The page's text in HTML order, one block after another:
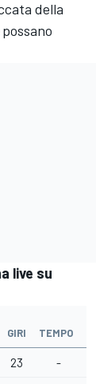
della
live su
GIRI TEMPO
23 -